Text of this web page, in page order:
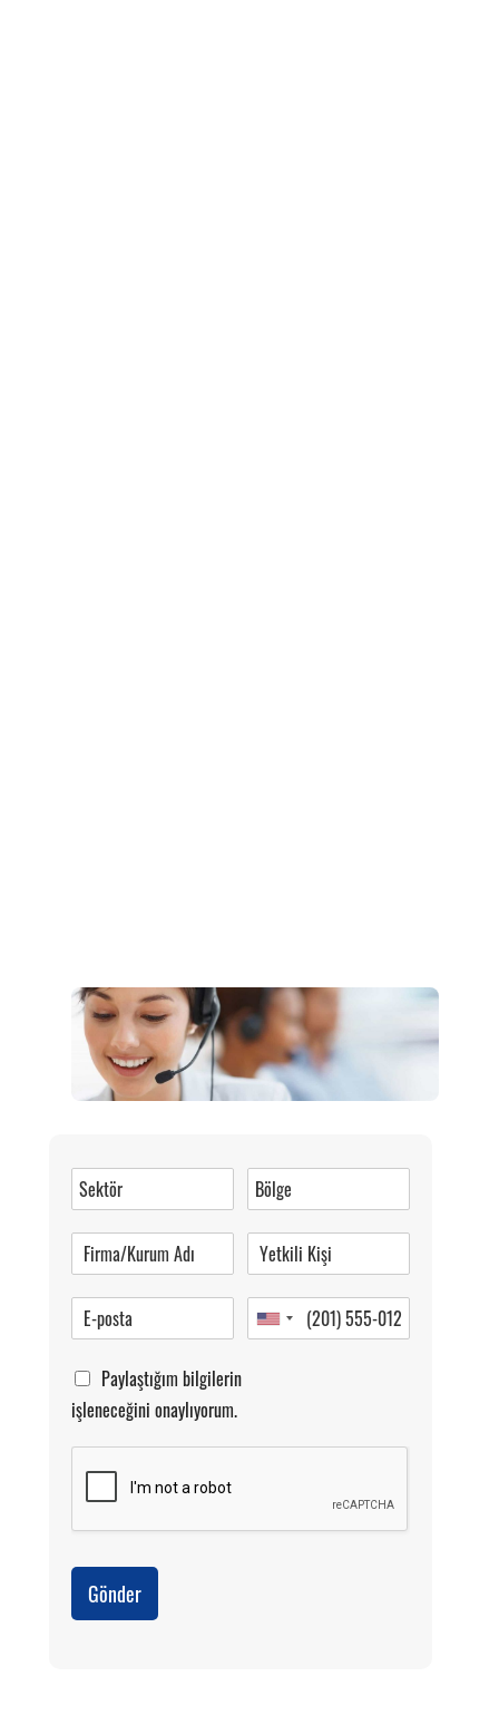
0 (216) 462 49 34
Pazartesi-Cumartesi 09.00-20.00
Paylaştığım bilgilerin
işleneceğini onaylıyorum.
Gönder